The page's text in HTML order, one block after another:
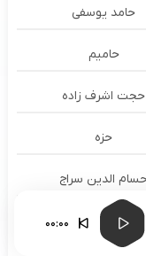
حامد یوسفی
حامیم
حجت اشرف زاده
حزه
الدین سراج
حسام حیدری 00:00